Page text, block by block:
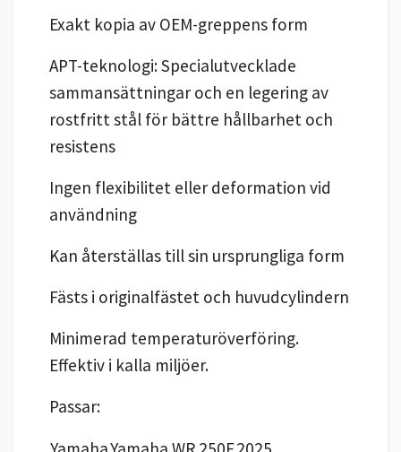
Exakt kopia av OEM-greppens form
APT-teknologi: Specialutvecklade
sammansättningar och en legering av
rostfritt stål för bättre hållbarhet och
resistens
Ingen flexibilitet eller deformation vid
användning
Kan återställas till sin ursprungliga form
Fästs i originalfästet och huvudcylindern
Minimerad temperaturöverföring.
Effektiv i kalla miljöer.
Passar: